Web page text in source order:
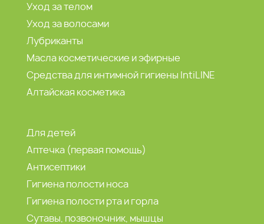
Уход за телом
Уход за волосами
Лубриканты
Масла косметические и эфирные
Средства для интимной гигиены IntiLINE
Алтайская косметика
Для детей
Аптечка (первая помощь)
Антисептики
Гигиена полости носа
Гигиена полости рта и горла
Сутавы, позвоночник, мышцы